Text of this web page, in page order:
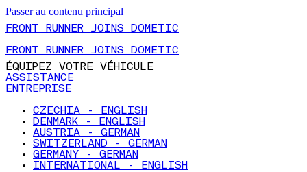
Passer au contenu principal
FRONT RUNNER JOINS DOMETIC
FRONT RUNNER JOINS DOMETIC
ÉQUIPEZ VOTRE VÉHICULE
ASSISTANCE
ENTREPRISE
CZECHIA - ENGLISH
DENMARK - ENGLISH
AUSTRIA - GERMAN
SWITZERLAND - GERMAN
GERMANY - GERMAN
INTERNATIONAL - ENGLISH